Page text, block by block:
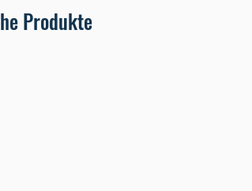
Produkte